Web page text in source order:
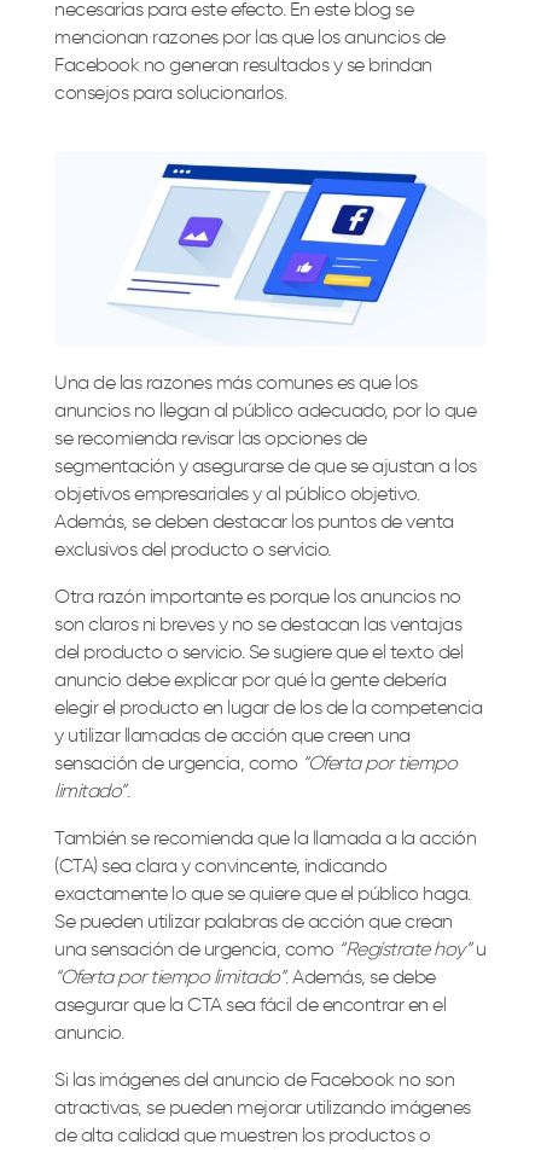
necesarias para este efecto. En este blog se
mencionan razones por las que los anuncios de
Facebook no generan resultados y se brindan
consejos para solucionarlos.
Una de las razones más comunes es que los
anuncios no llegan al público adecuado, por lo que
se recomienda revisar las opciones de
segmentación y asegurarse de que se ajustan a los
objetivos empresariales y al público objetivo.
Además, se deben destacar los puntos de venta
exclusivos del producto o servicio.
Otra razón importante es porque los anuncios no
son claros ni breves y no se destacan las ventajas
del producto o servicio. Se sugiere que el texto del
anuncio debe explicar por qué la gente debería
elegir el producto en lugar de los de la competencia
y utilizar llamadas de acción que creen una
sensación de urgencia, como “Oferta por tiempo
limitado”.
También se recomienda que la llamada a la acción
(CTA) sea clara y convincente, indicando
exactamente lo que se quiere que el público haga.
Se pueden utilizar palabras de acción que crean
una sensación de urgencia, como “Regístrate hoy”u
“Oferta por tiempo limitado”. Además, se debe
asegurar que la CTA sea fácil de encontrar en el
anuncio.
Si las imágenes del anuncio de Facebook no son
atractivas, se pueden mejorar utilizando imágenes
de alta calidad que muestren los productos o